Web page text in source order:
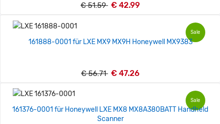
€ 51.59 € 42.99
Sale
161888-0001 für LXE MX9 MX9H Honeywell MX9383
€ 56.71 € 47.26
Sale
161376-0001 für Honeywell LXE MX8 MX8A380BATT Handheld
Scanner